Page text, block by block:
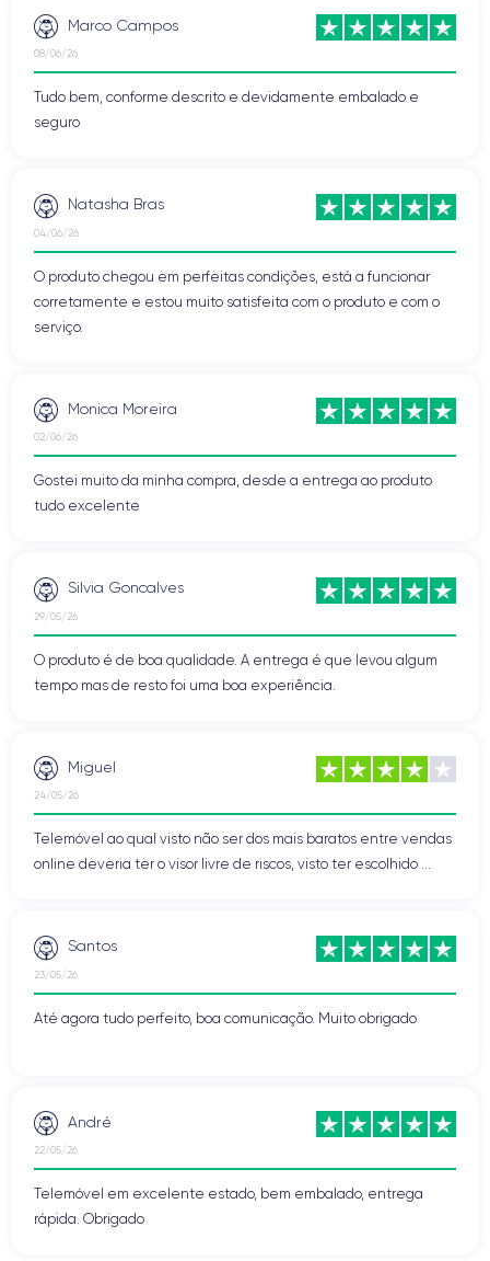
Marco Campos
08/06/26
Tudo bem, conforme descrito e devidamente embalado e
seguro
Natasha Bras
04/06/26
O produto chegou em perfeitas condições, está a funcionar
corretamente e estou muito satisfeita com o produto e com o
serviço.
Monica Moreira
02/06/26
Gostei muito da minha compra, desde a entrega ao produto
tudo excelente
Silvia Goncalves
29/05/26
O produto é de boa qualidade. A entrega é que levou algum
tempo mas de resto foi uma boa experiência.
Miguel
24/05/26
Telemóvel ao qual visto não ser dos mais baratos entre vendas
online deveria ter o visor livre de riscos, visto ter escolhido ...
Santos
23/05/26
Até agora tudo perfeito, boa comunicação. Muito obrigado
André
22/05/26
Telemóvel em excelente estado, bem embalado, entrega
rápida. Obrigado